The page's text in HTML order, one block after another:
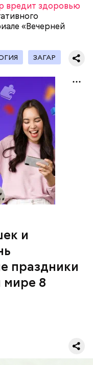
вредит здоровью
«Вечерней
ЗАГАР
и
праздники
мире 8
придумал
похожа на знак
«08.08». В
лекции
проводят
в США в
малину со
основе этих
в магазине
со своими
слайсами
в противень.
растительного
помидоры
шеф-повар.